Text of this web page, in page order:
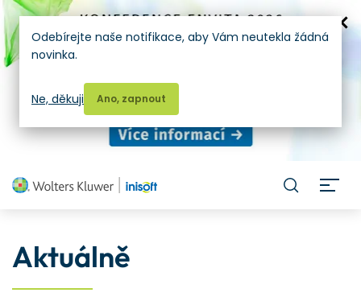
Aktuálně
Odebírejte naše notifikace, aby Vám neutekla žádná
novinka.
Ano, zapnout
Ne, děkuji